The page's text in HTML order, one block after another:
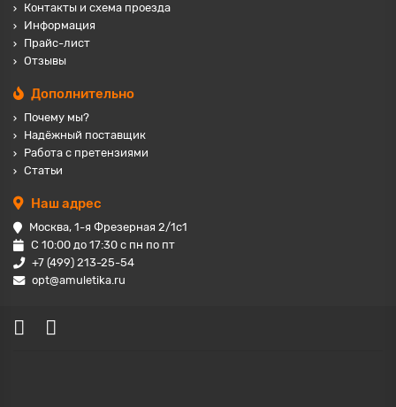
Контакты и схема проезда
Информация
Прайс-лист
Отзывы
Дополнительно
Почему мы?
Надёжный поставщик
Работа с претензиями
Статьи
Наш адрес
Москва, 1-я Фрезерная 2/1с1
С 10:00 до 17:30 с пн по пт
+7 (499) 213-25-54
opt@amuletika.ru